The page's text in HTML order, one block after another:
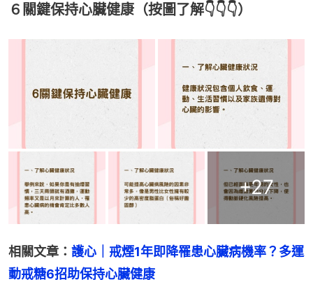
６關鍵保持心臟健康（按圖了解👇👇👇）
+27
相關文章： 護心｜戒煙1年即降罹患心臟病機率？多運
動戒糖6招助保持心臟健康